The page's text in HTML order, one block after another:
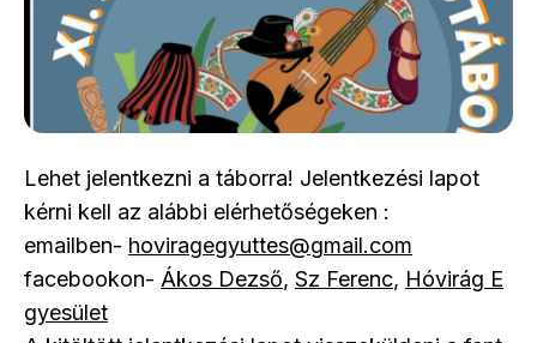
Lehet jelentkezni a táborra! Jelentkezési lapot
kérni kell az alábbi elérhetőségeken :
emailben- hoviragegyuttes@gmail.com
facebookon- Ákos Dezső, Sz Ferenc, Hóvirág E
gyesület